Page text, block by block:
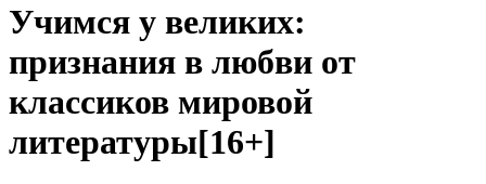
Учимся у великих:
признания в любви от
классиков мировой
литературы[16+]